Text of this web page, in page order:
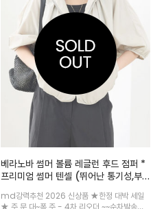
베라노바 썸머 볼륨 레글런 후드 점퍼 *
프리미엄 썸머 텐셀 (뛰어난 통기성,부
걸쳐도 분위기가 살아나는 디자인으로
md강력추천 2026 신상품 ★한정 대박 세일
★ 주.문.대~폭.주 - 4차 리오더 ~~순차발송중